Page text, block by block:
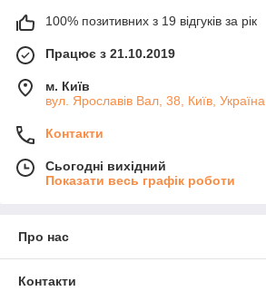
100% позитивних з 19 відгуків за рік
Працює з 21.10.2019
м. Київ
вул. Ярославів Вал, 38, Київ, Україна
Контакти
Сьогодні вихідний
Показати весь графік роботи
Про нас
Контакти